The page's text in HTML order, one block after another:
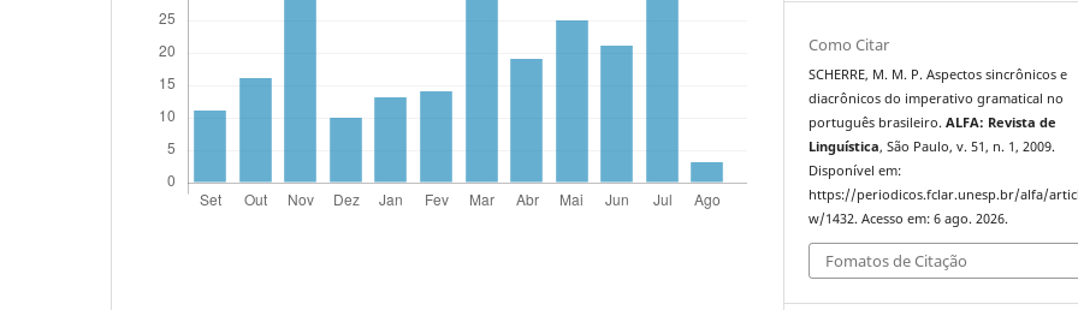
Como Citar
SCHERRE, M. M. P. Aspectos sincrônicos e
diacrônicos do imperativo gramatical no
português brasileiro.ALFA: Revista de
Linguística, São Paulo, v. 51, n. 1, 2009.
Disponível em:
https://periodicos.fclar.unesp.br/alfa/
w/1432. Acesso em: 6 ago. 2026.
Fomatos de Citação